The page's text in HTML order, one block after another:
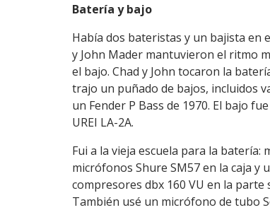
Batería y bajo
Había dos bateristas y un bajista en
y John Mader mantuvieron el ritmo
el bajo. Chad y John tocaron la
trajo un puñado de bajos, incluidos
un Fender P Bass de 1970. El bajo
UREI LA-2A.
Fui a la vieja escuela para la
micrófonos Shure SM57 en la caja y
compresores dbx 160 VU en la
También usé un micrófono de tubo